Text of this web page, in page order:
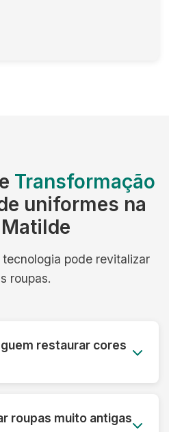
Transformação
uniformes na
pode revitalizar
roupas.
restaurar cores
aplicamos tratamentos
original das cores,
roupas muito antigas